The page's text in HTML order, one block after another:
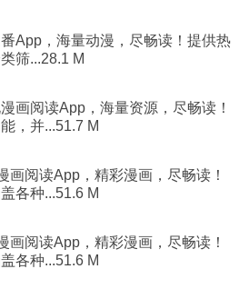
App，海量动漫，尽畅读！提供热
筛...28.1 M
画阅读App，海量资源，尽畅读！
，并...51.7 M
画阅读App，精彩漫画，尽畅读！
各种...51.6 M
画阅读App，精彩漫画，尽畅读！
各种...51.6 M